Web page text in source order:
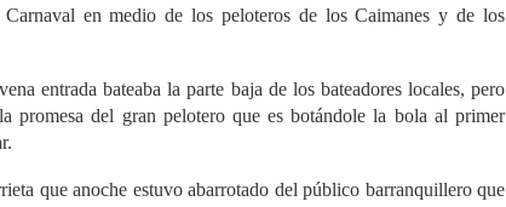
en medio de los peloteros de los Caimanes y de los
entrada bateaba la parte baja de los bateadores locales, pero
promesa del gran pelotero que es botándole la bola al primer
que anoche estuvo abarrotado del público barranquillero que